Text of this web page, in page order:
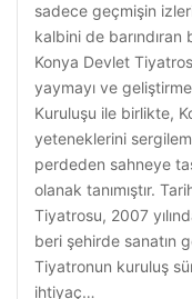
sadece geçmişin
kalbini de
Konya Devlet
yaymayı ve
Kuruluşu ile birlikte,
yeteneklerini
perdeden sahneye
olanak tanımıştır.
Tiyatrosu, 2007
beri şehirde sanatın
Tiyatronun kuruluş
ihtiyaç…